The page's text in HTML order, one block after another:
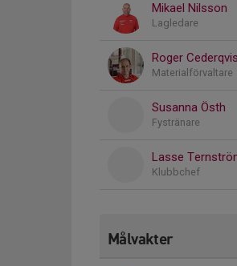
Mikael Nilsson
Lagledare
Roger
Materialförvaltare
Susanna Östh
Fystränare
Lasse
Klubbchef
Målvakter